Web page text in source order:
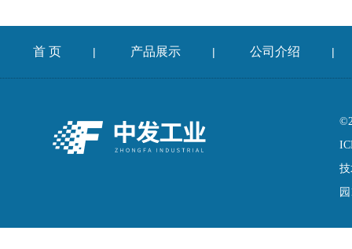
首 页 | 产品展示 | 公司介绍 |